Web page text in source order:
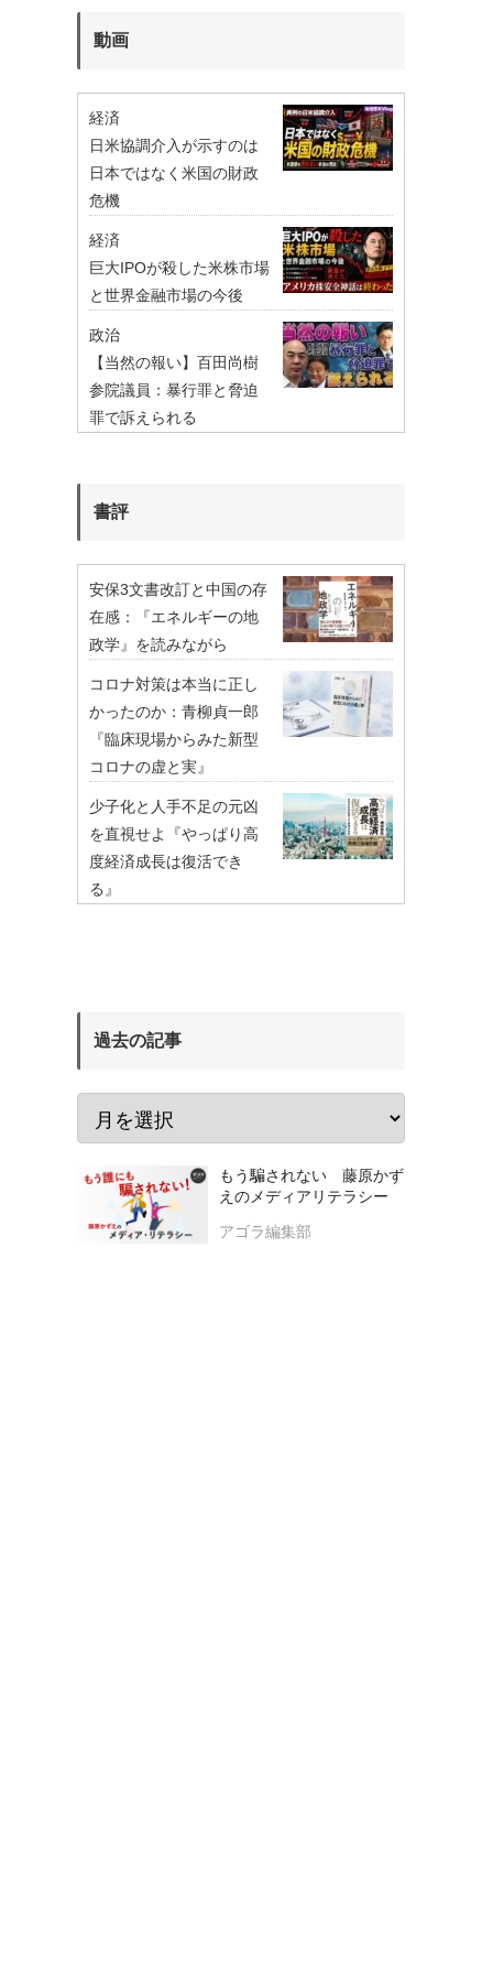
動画
経済
日米協調介入が示すのは
日本ではなく米国の財政
危機
経済
巨大IPOが殺した米株市場
と世界金融市場の今後
政治
【当然の報い】百田尚樹
参院議員：暴行罪と脅迫
罪で訴えられる
書評
安保3文書改訂と中国の存
在感：『エネルギーの地
政学』を読みながら
コロナ対策は本当に正し
かったのか：青柳貞一郎
『臨床現場からみた新型
コロナの虚と実』
少子化と人手不足の元凶
を直視せよ『やっぱり高
度経済成長は復活でき
る』
過去の記事
もう騙されない 藤原かず
えのメディアリテラシー
アゴラ編集部